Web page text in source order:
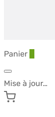
Panier
Mise à jour…